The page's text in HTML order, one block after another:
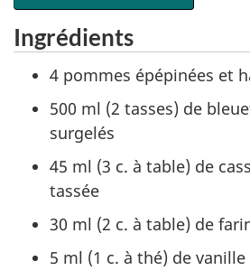
Ingrédients
4 pommes épépinées et
500 ml (2 tasses) de
surgelés
45 ml (3 c. à table) de
tassée
30 ml (2 c. à table) de
5 ml (1 c. à thé) de vanille